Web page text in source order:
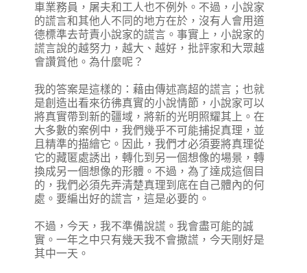
車業務員，屠夫和工人也不例外。不過，小說家
的謊言和其他人不同的地方在於，沒有人會用道
德標準去苛責小說家的謊言。事實上，小說家的
謊言說的越努力，越大、越好，批評家和大眾越
會讚賞他。為什麼呢？
我的答案是這樣的：藉由傳述高超的謊言；也就
是創造出看來彷彿真實的小說情節，小說家可以
將真實帶到新的疆域，將新的光明照耀其上。在
大多數的案例中，我們幾乎不可能捕捉真理，並
且精準的描繪它。因此，我們才必須要將真理從
它的藏匿處誘出，轉化到另一個想像的場景，轉
換成另一個想像的形體。不過，為了達成這個目
的，我們必須先弄清楚真理到底在自己體內的何
處。要編出好的謊言，這是必要的。
不過，今天，我不準備說謊。我會盡可能的誠
實。一年之中只有幾天我不會撒謊，今天剛好是
其中一天。